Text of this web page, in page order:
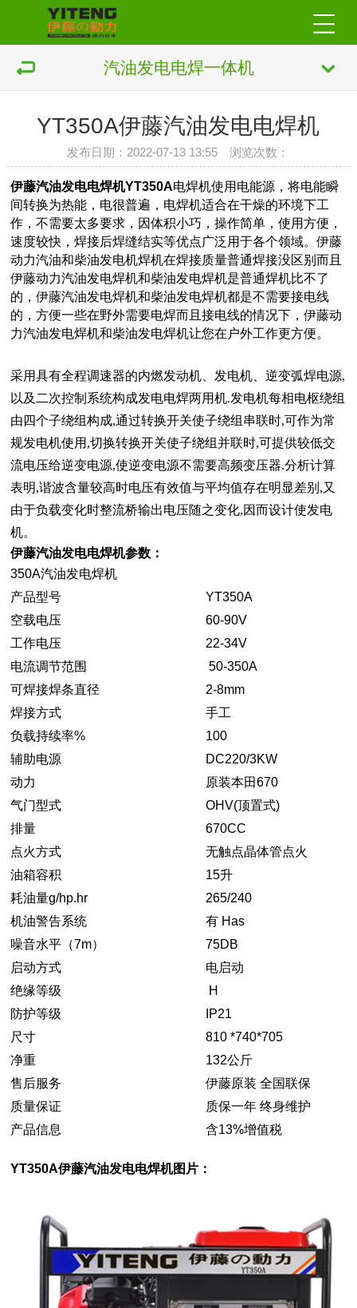
汽油发电电焊一体机
YT350A伊藤汽油发电电焊机
发布日期：2022-07-13 13:55 浏览次数：
伊藤汽油发电电焊机YT350A电焊机使用电能源，将电能瞬
间转换为热能，电很普遍，电焊机适合在干燥的环境下工
作，不需要太多要求，因体积小巧，操作简单，使用方便，
速度较快，焊接后焊缝结实等优点广泛用于各个领域。伊藤
动力汽油和柴油发电机焊机在焊接质量普通焊接没区别而且
伊藤动力汽油发电焊机和柴油发电焊机是普通焊机比不了
的，伊藤汽油发电焊机和柴油发电焊机都是不需要接电线
的，方便一些在野外需要电焊而且接电线的情况下，伊藤动
力汽油发电焊机和柴油发电焊机让您在户外工作更方便。
采用具有全程调速器的内燃发动机、发电机、逆变弧焊电源,
以及二次控制系统构成发电电焊两用机.发电机每相电枢绕组
由四个子绕组构成,通过转换开关使子绕组串联时,可作为常
规发电机使用,切换转换开关使子绕组并联时,可提供较低交
流电压给逆变电源,使逆变电源不需要高频变压器.分析计算
表明,谐波含量较高时电压有效值与平均值存在明显差别,又
由于负载变化时整流桥输出电压随之变化,因而设计使发电
机。
伊藤汽油发电电焊机参数：
350A汽油发电焊机
产品型号
YT350A
空载电压
60-90V
工作电压
22-34V
电流调节范围
50-350A
可焊接焊条直径
2-8mm
焊接方式
手工
负载持续率%
100
辅助电源
DC220/3KW
动力
原装本田670
气门型式
OHV(顶置式)
排量
670CC
点火方式
无触点晶体管点火
油箱容积
15升
耗油量g/hp.hr
265/240
机油警告系统
有 Has
噪音水平（7m）
75DB
启动方式
电启动
绝缘等级
H
防护等级
IP21
尺寸
810 *740*705
净重
132公斤
售后服务
伊藤原装 全国联保
质量保证
质保一年 终身维护
产品信息
含13%增值税
YT350A伊藤汽油发电电焊机图片：